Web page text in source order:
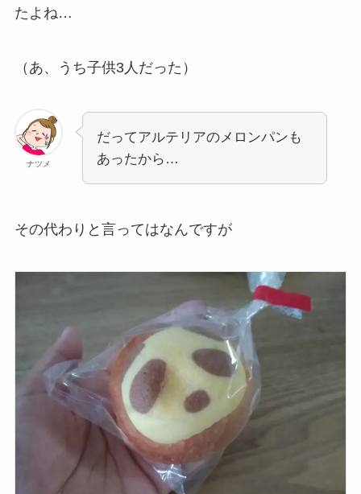
たよね…
（あ、うち子供3人だった）
ナツメ
だってアルテリアのメロンパンも
あったから…
その代わりと言ってはなんですが